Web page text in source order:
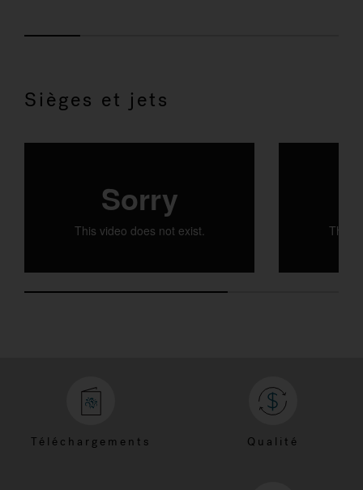
Sièges et jets
eases tension, from small, targeted jets
to large, wide-swath rotational jets.
And, exclusive jets comfort and
Téléchargements Qualité